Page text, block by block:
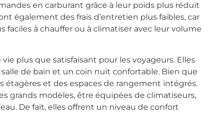
en carburant grâce à leur poids plus réduit
également des frais d’entretien plus faibles, car
faciles à chauffer ou à climatiser avec leur volume
plus que satisfaisant pour les voyageurs. Elles
de bain et un coin nuit confortable. Bien que
étagères et des espaces de rangement intégrés.
grands modèles, être équipées de climatiseurs,
De fait, elles offrent un niveau de confort